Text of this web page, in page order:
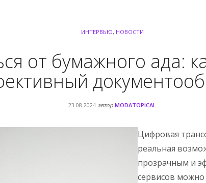
ИНТЕРВЬЮ, НОВОСТИ
от бумажного ада:
23.08.2024 автор MODATOPICAL
Цифровая
реальная
прозрачным и
сервисов можно